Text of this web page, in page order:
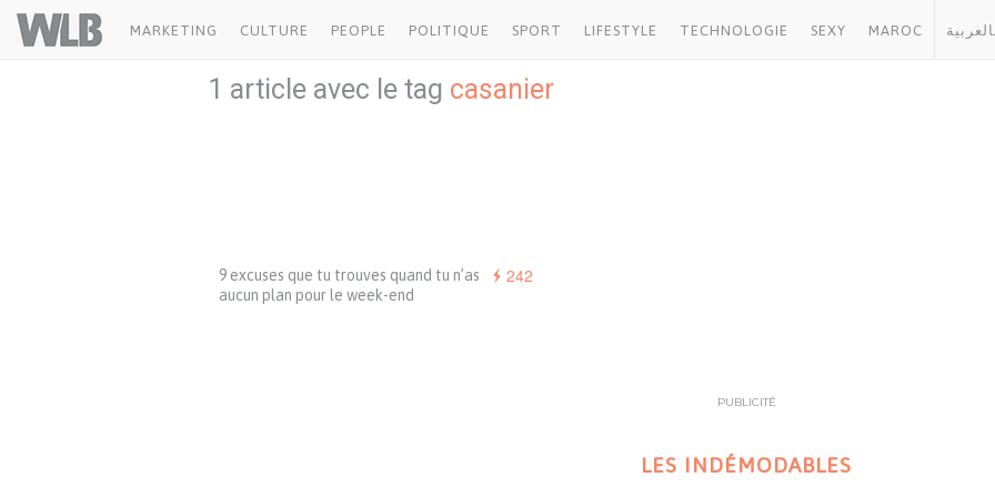
Welovebuzz
MARKETING CULTURE PEOPLE POLITIQUE SPORT LIFESTYLE TECHNOLOGIE SEXY MAROC
1 article avec le tag casanier
242
9 excuses que tu trouves quand tu n’as
aucun plan pour le week-end
PUBLICITÉ
LES INDÉMODABLES